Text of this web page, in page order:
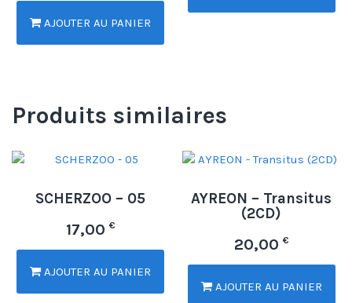
AJOUTER AU PANIER
Produits similaires
SCHERZOO – 05
17,00 €
AJOUTER AU PANIER
AYREON – Transitus
(2CD)
20,00 €
AJOUTER AU PANIER